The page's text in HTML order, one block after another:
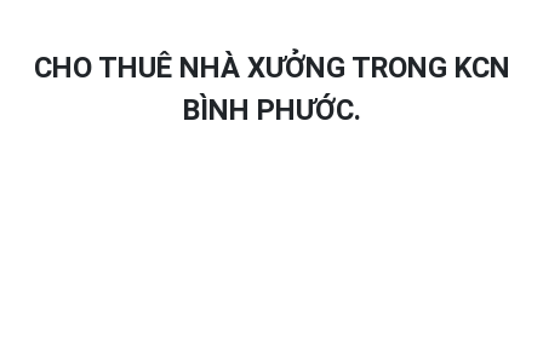
CHO THUÊ NHÀ XƯỞNG TRONG KCN
BÌNH PHƯỚC.